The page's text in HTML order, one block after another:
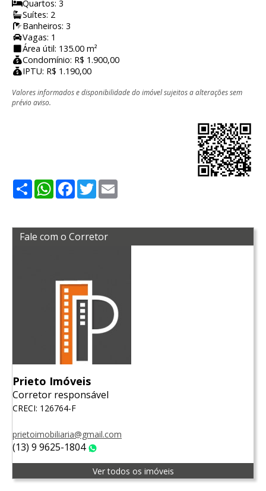
Quartos: 3
Suítes: 2
Banheiros: 3
Vagas: 1
Área útil: 135.00 m²
Condomínio: R$ 1.900,00
IPTU: R$ 1.190,00
Valores informados e disponibilidade do imóvel sujeitos a alterações sem
prévio aviso.
ShareWhatsApp
Facebook
Twitter
Fale com o Corretor
Prieto Imóveis
Corretor responsável
CRECI: 126764-F
prietoimobiliaria@gmail.com
(13) 9 9625-1804
Ver todos os imóveis